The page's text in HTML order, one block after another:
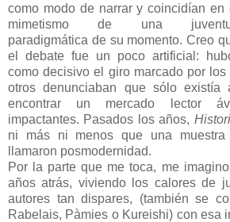
como modo de narrar y coincidían en
mimetismo de una
paradigmática de su momento. Creo
el debate fue un poco artificial:
como decisivo el giro marcado por
otros denunciaban que sólo existía
encontrar un mercado lector
impactantes. Pasados los años,
ni más ni menos que una
llamaron posmodernidad.
Por la parte que me toca, me
años atrás, viviendo los calores de
autores tan dispares, (también se
Rabelais, Pàmies o Kureishi) con esa